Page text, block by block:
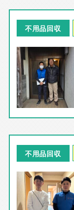
不用品回収
不用品回収